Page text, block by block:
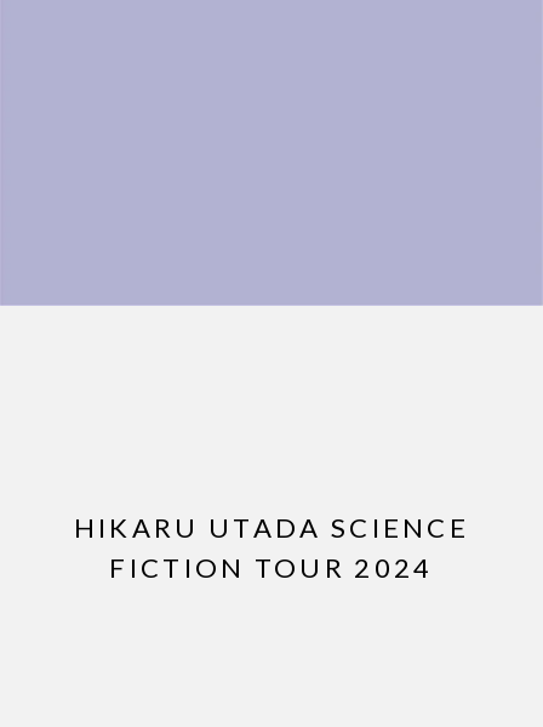
HIKARU UTADA SCIENCE
FICTION TOUR 2024